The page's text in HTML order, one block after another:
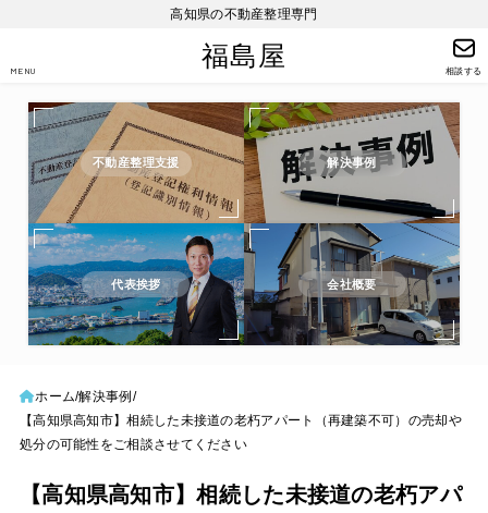
高知県の不動産整理専門
福島屋 相談する
MENU
不動産整理支援 解決事例
代表挨拶 会社概要
ホーム 解決事例
【高知県高知市】相続した未接道の老朽アパート（再建築不可）の売却や
処分の可能性をご相談させてください
【高知県高知市】相続した未接道の老朽アパ